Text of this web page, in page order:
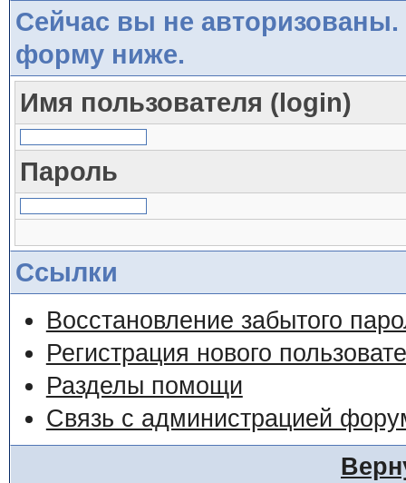
Сейчас вы не авторизованы.
форму ниже.
Имя пользователя (login)
Пароль
Ссылки
Восстановление забытого
Регистрация нового
Разделы помощи
Связь с администрацией